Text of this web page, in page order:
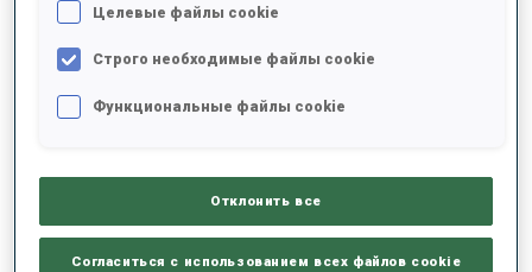
РЕЗУЛЬТАТЫ - ТЕНДЕНЦИЯ
Целевые файлы cookie
Строго необходимые файлы cookie
Функциональные файлы cookie
Отклонить все
Согласиться с использованием всех файлов cookie